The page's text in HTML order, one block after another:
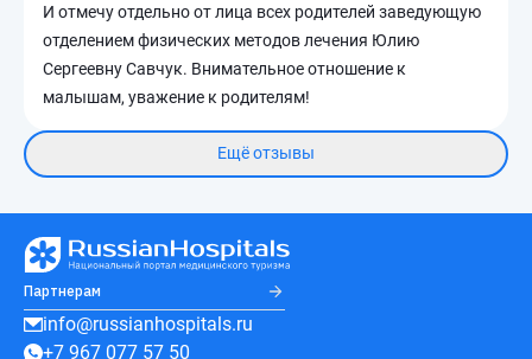
И отмечу отдельно от лица всех родителей заведующую
отделением физических методов лечения Юлию
Сергеевну Савчук. Внимательное отношение к
малышам, уважение к родителям!
Ещё отзывы
Партнерам
info@russianhospitals.ru
+7 967 077 57 50